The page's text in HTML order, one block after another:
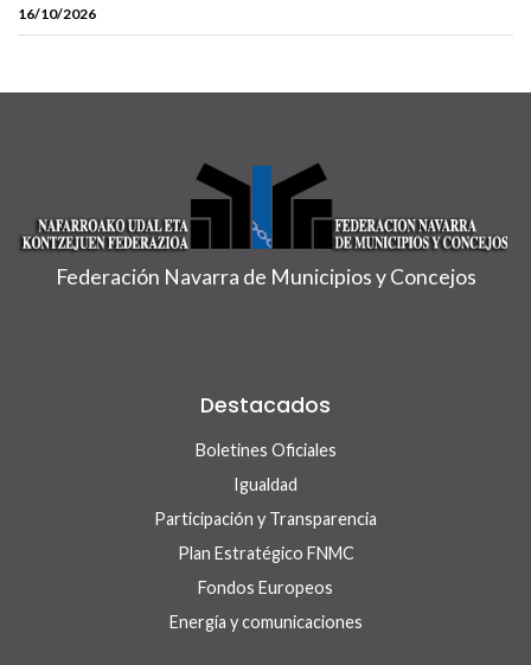
16/10/2026
Federación Navarra de Municipios y Concejos
Destacados
Boletines Oficiales
Igualdad
Participación y Transparencia
Plan Estratégico FNMC
Fondos Europeos
Energía y comunicaciones